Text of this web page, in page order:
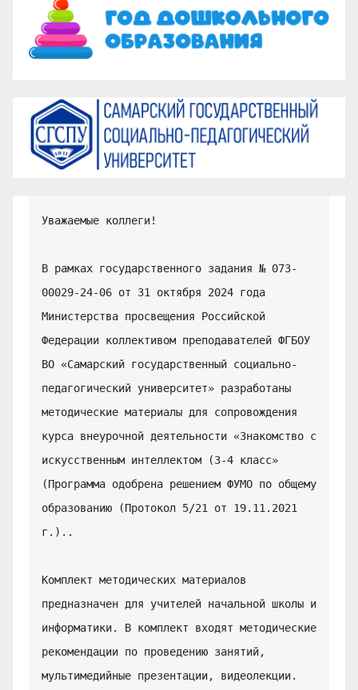
Уважаемые коллеги!
В рамках государственного задания № 073-
00029-24-06 от 31 октября 2024 года
Министерства просвещения Российской
Федерации коллективом преподавателей ФГБОУ
ВО «Самарский государственный социально-
педагогический университет» разработаны
методические материалы для сопровождения
курса внеурочной деятельности «Знакомство с
искусственным интеллектом (3-4 класс»
(Программа одобрена решением ФУМО по общему
образованию (Протокол 5/21 от 19.11.2021
г.)..
Комплект методических материалов
предназначен для учителей начальной школы и
информатики. В комплект входят методические
рекомендации по проведению занятий,
мультимедийные презентации, видеолекции.